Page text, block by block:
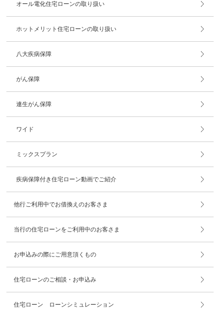
オール電化住宅ローンの取り扱い
ホットメリット住宅ローンの取り扱い
八大疾病保障
がん保障
連生がん保障
ワイド
ミックスプラン
疾病保障付き住宅ローン動画でご紹介
他行ご利用中でお借換えのお客さま
当行の住宅ローンをご利用中のお客さま
お申込みの際にご用意頂くもの
住宅ローンのご相談・お申込み
住宅ローン ローンシミュレーション